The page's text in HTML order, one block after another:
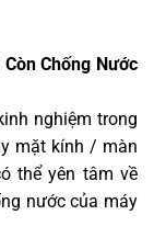
Chống Nước
nghiệm trong
mặt kính / màn
thể yên tâm về
nước của máy